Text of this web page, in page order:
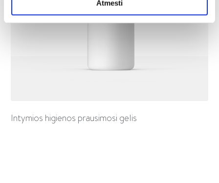
Atmesti
Intymios higienos prausimosi gelis